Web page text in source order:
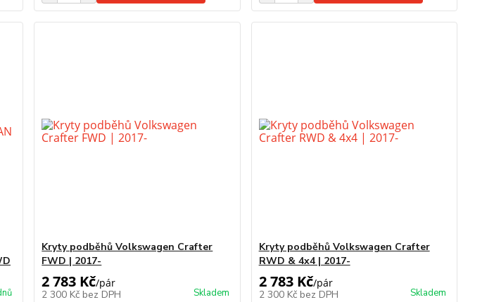
Kryty podběhů Volkswagen Crafter
FWD | 2017-
2 783 Kč/pár
2 300 Kč bez DPH Skladem
Kryty podběhů Volkswagen Crafter
RWD & 4x4 | 2017-
2 783 Kč/pár
2 300 Kč bez DPH Skladem